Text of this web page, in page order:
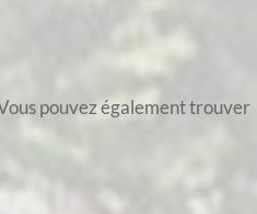
pouvez également trouver